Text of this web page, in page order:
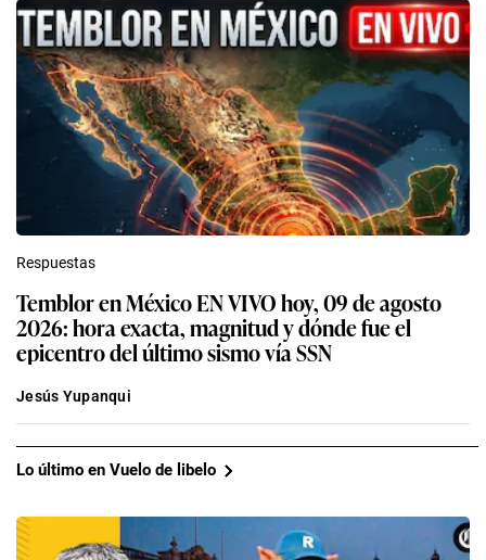
Respuestas
Temblor en México EN VIVO hoy, 09 de agosto
2026: hora exacta, magnitud y dónde fue el
epicentro del último sismo vía SSN
Jesús Yupanqui
Lo último en Vuelo de libelo